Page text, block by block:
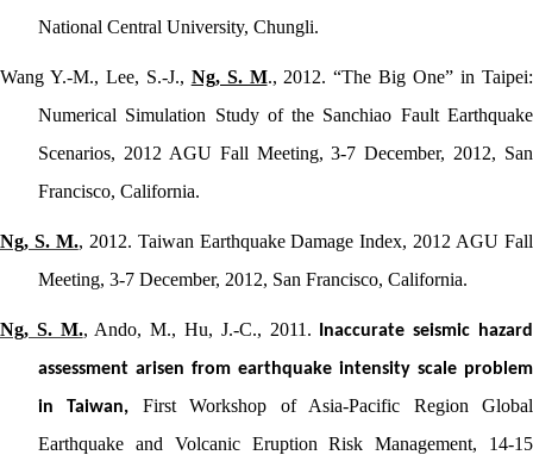
National Central University, Chungli.
Wang Y.-M., Lee, S.-J., Ng, S. M., 2012. “The Big One” in Taipei:
Numerical Simulation Study of the Sanchiao Fault Earthquake
Scenarios, 2012 AGU Fall Meeting, 3-7 December, 2012, San
Francisco, California.
Ng, S. M., 2012. Taiwan Earthquake Damage Index, 2012 AGU Fall
Meeting, 3-7 December, 2012, San Francisco, California.
Ng, S. M., Ando, M., Hu, J.-C., 2011.
Inaccurate seismic hazard
assessment arisen from earthquake intensity scale problem
in Taiwan, First Workshop of Asia-Pacific Region Global
Earthquake and Volcanic Eruption Risk Management, 14-15